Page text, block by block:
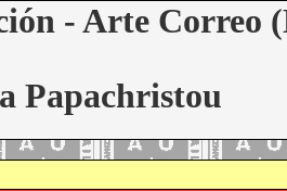
- Arte Correo
Papachristou